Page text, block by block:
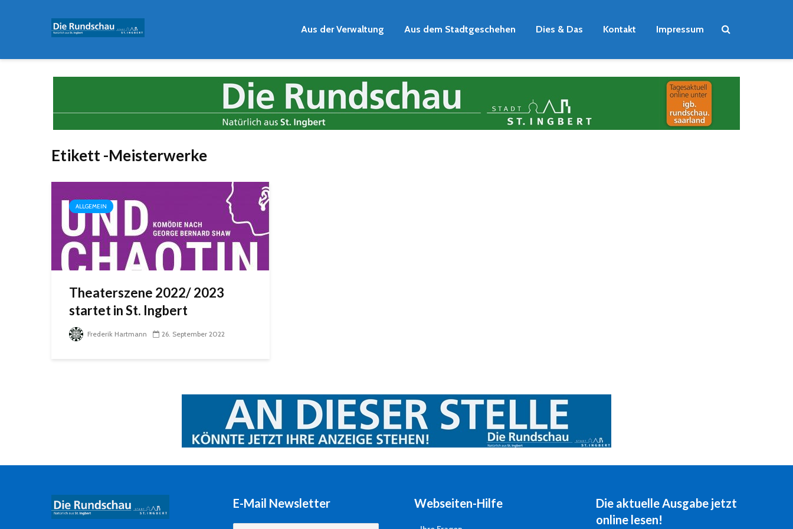
Aus der Verwaltung Aus dem Stadtgeschehen Dies & Das Kontakt Impressum
Etikett -Meisterwerke
ALLGEMEIN
Theaterszene 2022/ 2023
startet in St. Ingbert
Frederik Hartmann 26. September 2022
E-Mail Newsletter Webseiten-Hilfe
Die aktuelle Ausgabe jetzt
online lesen!